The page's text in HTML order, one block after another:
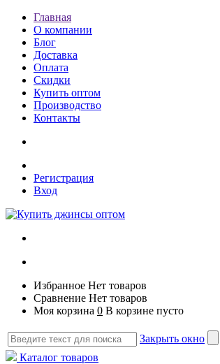
Главная
О компании
Блог
Доставка
Оплата
Скидки
Купить оптом
Производство
Контакты
Регистрация
Вход
Избранное Нет товаров
Сравнение Нет товаров
Моя корзина 0 В корзине пусто
Закрыть окно
Каталог товаров